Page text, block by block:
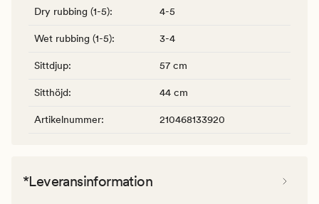
Dry rubbing (1-5): 4-5
Wet rubbing (1-5): 3-4
Sittdjup: 57 cm
Sitthöjd: 44 cm
Artikelnummer: 210468133920
*Leveransinformation